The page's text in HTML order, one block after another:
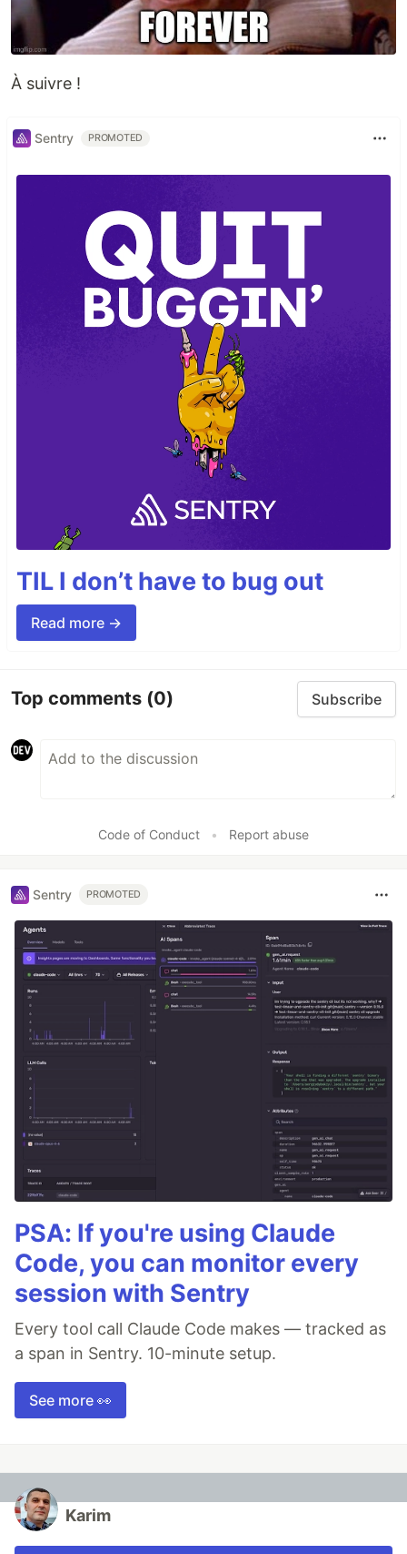
À suivre !
Sentry PROMOTED
TIL I don’t have to bug out
Read more →
Top comments (0) Subscribe
Code of Conduct • Report abuse
Sentry PROMOTED
PSA: If you're using Claude
Code, you can monitor every
session with Sentry
Every tool call Claude Code makes — tracked as
a span in Sentry. 10-minute setup.
See more 👀
Karim